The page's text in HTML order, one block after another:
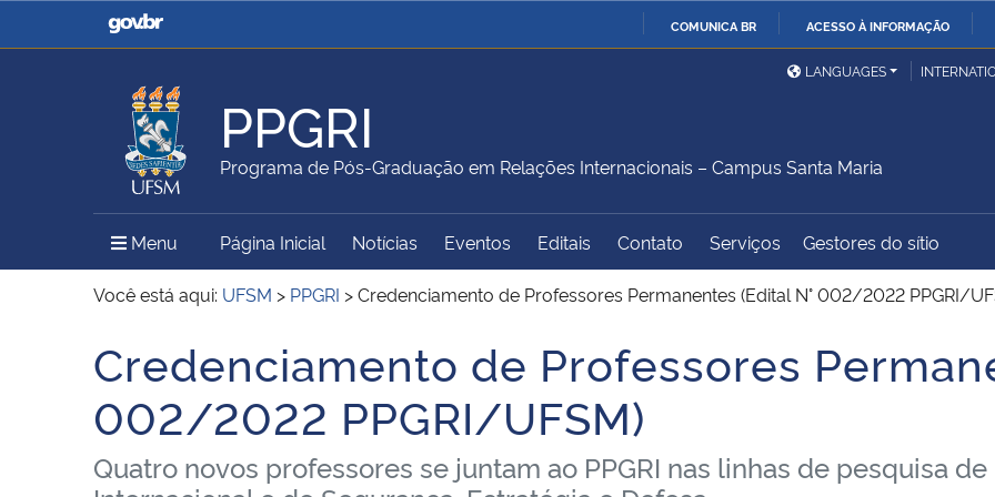
COMUNICA BR ACESSO À INFORMAÇÃO
Casa Civil
Ministério da Justiça e
Ministério da Defesa
Ministério das Relações
Exteriores
Ministério da Agricultura,
Pecuária e Abastecimento
Ministério da Educação
Ministério do Meio Ambiente Ministério do Turismo
Ministério do
Desenvolvimento Regional
Controladoria-Geral da
União
Secretaria de Governo
Gabinete de Segurança
Institucional
Advocacia-Geral da União Banco Central do Brasil
LANGUAGES
PPGRI
Programa de Pós-Graduação em Relações Internacionais – Campus Santa Maria
Menu Menu Principal do Sítio
Página Inicial Notícias Eventos Editais Contato Serviços Gestores do sítio
Você está aqui: UFSM > PPGRI >Credenciamento de Professores Permanentes (Edital N° 002/2022 PPGRI/
Início do conteúdo
Credenciamento de Professores
002/2022 PPGRI/UFSM)
Quatro novos professores se juntam ao PPGRI nas linhas de pesquisa